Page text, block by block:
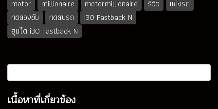
motor
millionaire motormillionaire รีวิว
แข่งรถ
ทดลองขับ
ทดสบรถ
i30 Fastback N
ฮุนได i30 Fastback N
เนื้อหาที่เกี่ยวข้อง